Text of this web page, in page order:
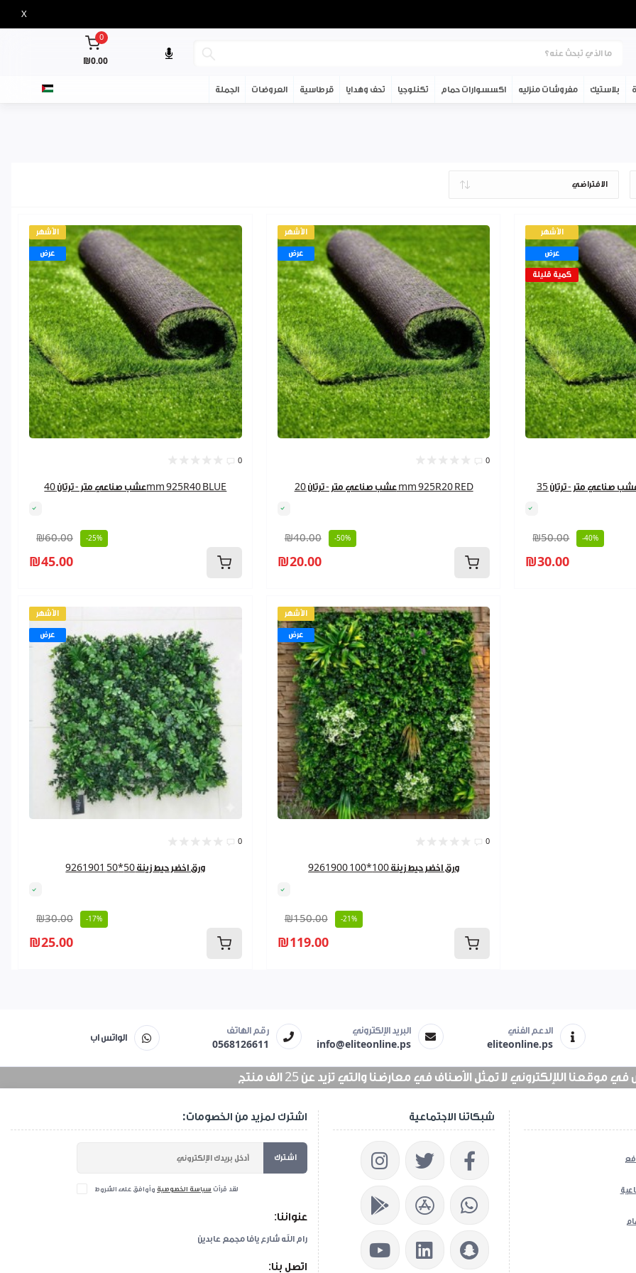
X
0
₪0.00
بلاستيك مفروشات منزليه اكسسوارات حمام تكنلوجيا تحف وهدايا قرطاسية العروضات الجملة
الأشهر
عرض
0
عشب صناعي متر - ترتان 40mm 925R40 BLUE
₪60.00 -25%
₪45.00
الأشهر
عرض
0
عشب صناعي متر - ترتان 20 mm 925R20 RED
₪40.00 -50%
₪20.00
الأشهر
عرض
كمية قليلة
₪50.00 -40%
₪30.00
الأشهر
عرض
0
ورق اخضر حيط زينة 50*50 9261901
₪30.00 -17%
₪25.00
الأشهر
عرض
0
ورق اخضر حيط زينة 100*100 9261900
₪150.00 -21%
₪119.00
الدعم الفني
eliteonline.ps
البريد الإلكتروني
info@eliteonline.ps
رقم الهاتف
0568126611
الواتس اب
موقعنا اللإلكتروني لا تمثل الأصناف في معارضنا والتي تزيد عن 25 الف منتج
اشترك لمزيد من الخصومات:
اشترك
لقد قرأت سياسة الخصوصية وأوافق على الشروط
عنواننا:
رام الله شارع يافا مجمع عابدين
اتصل بنا:
شبكاتنا الاجتماعية